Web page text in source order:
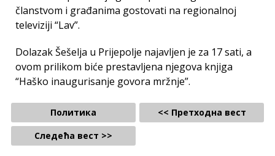
članstvom i građanima gostovati na regionalnoj
televiziji “Lav”.
Dolazak Šešelja u Prijepolje najavljen je za 17 sati, a
ovom prilikom biće prestavljena njegova knjiga
“Haško inaugurisanje govora mržnje”.
Политика
<< Претходна вест
Следећа вест >>